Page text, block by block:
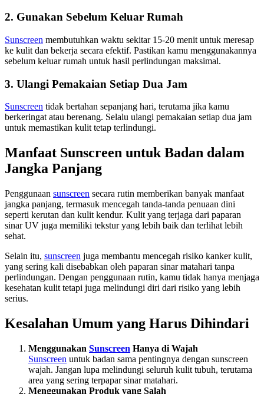
2. Gunakan Sebelum Keluar Rumah
Sunscreen membutuhkan waktu sekitar 15-20 menit untuk meresap
ke kulit dan bekerja secara efektif. Pastikan kamu menggunakannya
sebelum keluar rumah untuk hasil perlindungan maksimal.
3. Ulangi Pemakaian Setiap Dua Jam
Sunscreen tidak bertahan sepanjang hari, terutama jika kamu
berkeringat atau berenang. Selalu ulangi pemakaian setiap dua jam
untuk memastikan kulit tetap terlindungi.
Manfaat Sunscreen untuk Badan dalam
Jangka Panjang
Penggunaan sunscreen secara rutin memberikan banyak manfaat
jangka panjang, termasuk mencegah tanda-tanda penuaan dini
seperti kerutan dan kulit kendur. Kulit yang terjaga dari paparan
sinar UV juga memiliki tekstur yang lebih baik dan terlihat lebih
sehat.
Selain itu, sunscreen juga membantu mencegah risiko kanker kulit,
yang sering kali disebabkan oleh paparan sinar matahari tanpa
perlindungan. Dengan penggunaan rutin, kamu tidak hanya menjaga
kesehatan kulit tetapi juga melindungi diri dari risiko yang lebih
serius.
Kesalahan Umum yang Harus Dihindari
Menggunakan Sunscreen Hanya di Wajah
Sunscreen untuk badan sama pentingnya dengan sunscreen
wajah. Jangan lupa melindungi seluruh kulit tubuh, terutama
area yang sering terpapar sinar matahari.
Menggunakan Produk yang Salah